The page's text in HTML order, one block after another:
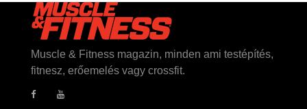
Muscle & Fitness magazin, minden ami testépítés,
fitnesz, erőemelés vagy crossfit.